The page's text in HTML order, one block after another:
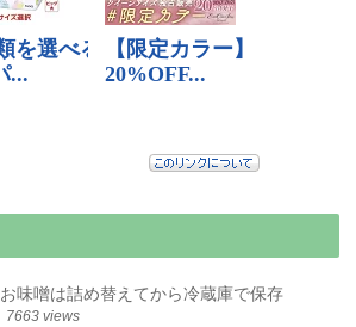
お味噌は詰め替えてから冷蔵庫で保存
7663 views